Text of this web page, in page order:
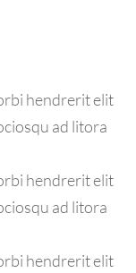
hendrerit elit
ad litora
hendrerit elit
ad litora
hendrerit elit